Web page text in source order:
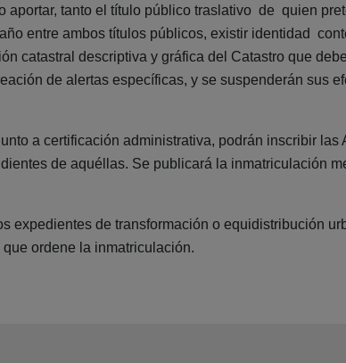
tanto el título público traslativo de quien
entre ambos títulos públicos, existir identidad
catastral descriptiva y gráfica del Catastro que
de alertas específicas, y se suspenderán sus
a certificación administrativa, podrán inscribir
de aquéllas. Se publicará la inmatriculación
expedientes de transformación o equidistribución
ordene la inmatriculación.